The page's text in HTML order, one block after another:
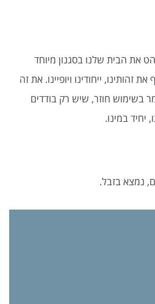
את הבית שלנו בסגנון מיוחד
ייחודינו ויופיינו. את זה
בשימוש חוזר, שיש רק בודדים
יחיד במינו.
נמצא בזבל.